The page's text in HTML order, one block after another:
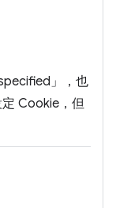
」，也
Cookie，但